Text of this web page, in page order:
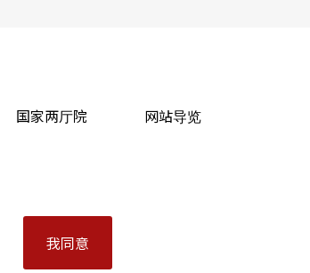
国家两厅院 网站导览
我同意